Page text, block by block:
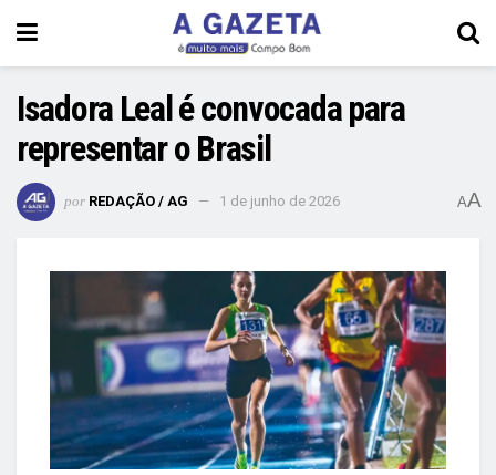
Isadora Leal é convocada para
representar o Brasil
por REDAÇÃO / AG 1 de junho de 2026 AA